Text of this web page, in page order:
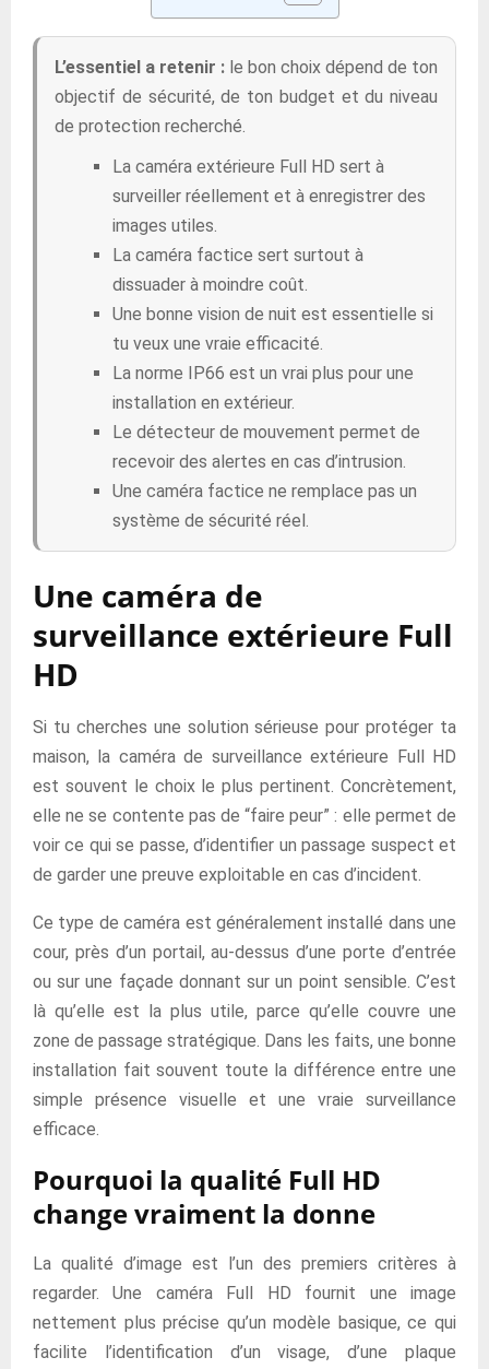
L’essentiel a retenir : le bon choix dépend de ton
objectif de sécurité, de ton budget et du niveau
de protection recherché.
La caméra extérieure Full HD sert à
surveiller réellement et à enregistrer des
images utiles.
La caméra factice sert surtout à
dissuader à moindre coût.
Une bonne vision de nuit est essentielle si
tu veux une vraie efficacité.
La norme IP66 est un vrai plus pour une
installation en extérieur.
Le détecteur de mouvement permet de
recevoir des alertes en cas d’intrusion.
Une caméra factice ne remplace pas un
système de sécurité réel.
Une caméra de
surveillance extérieure Full
HD
Si tu cherches une solution sérieuse pour protéger ta
maison, la caméra de surveillance extérieure Full HD
est souvent le choix le plus pertinent. Concrètement,
elle ne se contente pas de “faire peur” : elle permet de
voir ce qui se passe, d’identifier un passage suspect et
de garder une preuve exploitable en cas d’incident.
Ce type de caméra est généralement installé dans une
cour, près d’un portail, au-dessus d’une porte d’entrée
ou sur une façade donnant sur un point sensible. C’est
là qu’elle est la plus utile, parce qu’elle couvre une
zone de passage stratégique. Dans les faits, une bonne
installation fait souvent toute la différence entre une
simple présence visuelle et une vraie surveillance
efficace.
Pourquoi la qualité Full HD
change vraiment la donne
La qualité d’image est l’un des premiers critères à
regarder. Une caméra Full HD fournit une image
nettement plus précise qu’un modèle basique, ce qui
facilite l’identification d’un visage, d’une plaque